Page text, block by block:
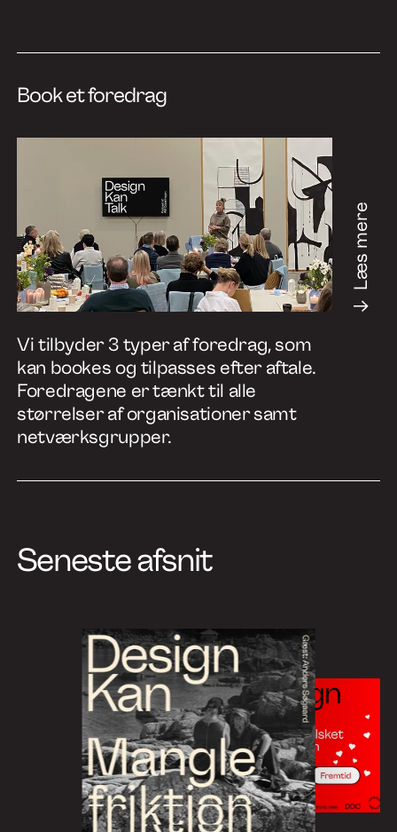
Book et foredrag
Læs mere
Vi tilbyder 3 typer af foredrag, som
kan bookes og tilpasses efter aftale.
Foredragene er tænkt til alle
størrelser af organisationer samt
netværksgrupper.
Seneste afsnit
Go
to